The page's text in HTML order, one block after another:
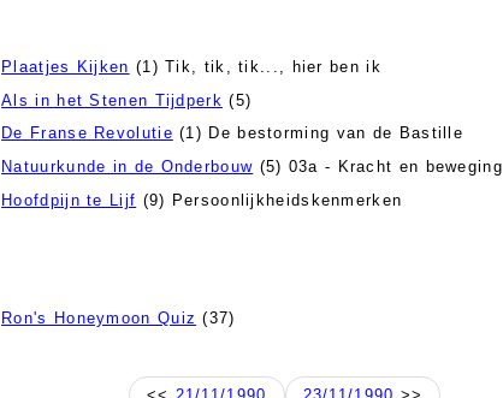
Plaatjes Kijken (1) Tik, tik, tik..., hier ben ik
Als in het Stenen Tijdperk (5)
De Franse Revolutie (1) De bestorming van de Bastille
Natuurkunde in de Onderbouw (5) 03a - Kracht en beweging
Hoofdpijn te Lijf (9) Persoonlijkheidskenmerken
Ron's Honeymoon Quiz (37)